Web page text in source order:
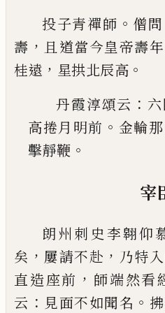
投子青禪師 。 僧問
壽 ， 且道當今皇帝壽
桂遠 ， 星拱北辰高 。
丹霞淳頌云 ：
高捲月明前 。 金輪
擊靜鞭 。
宰
朗州刺 史李翱仰
矣 ， 屢請不赴 ， 乃特
直造座前 ， 師端然看
云 ： 見面不如聞名 。 拂